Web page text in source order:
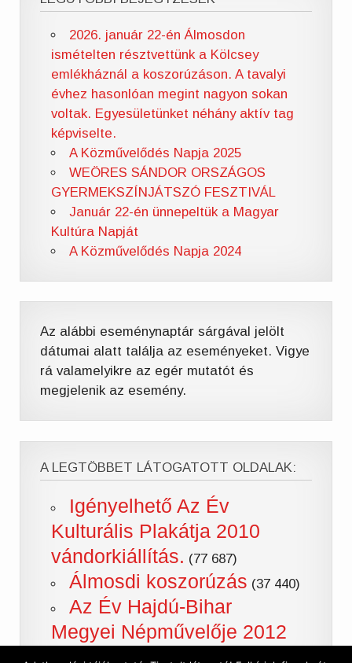
2026. január 22-én Álmosdon
ismételten résztvettünk a Kölcsey
emlékháznál a koszorúzáson. A tavalyi
évhez hasonlóan megint nagyon sokan
voltak. Egyesületünket néhány aktív tag
képviselte.
A Közművelődés Napja 2025
WEÖRES SÁNDOR ORSZÁGOS
GYERMEKSZÍNJÁTSZÓ FESZTIVÁL
Január 22-én ünnepeltük a Magyar
Kultúra Napját
A Közművelődés Napja 2024
Az alábbi eseménynaptár sárgával jelölt
dátumai alatt találja az eseményeket. Vigye
rá valamelyikre az egér mutatót és
megjelenik az esemény.
A LEGTÖBBET LÁTOGATOTT OLDALAK:
Igényelhető Az Év
Kulturális Plakátja 2010
vándorkiállítás. (77 687)
Álmosdi koszorúzás (37 440)
Az Év Hajdú-Bihar
Megyei Népművelője 2012